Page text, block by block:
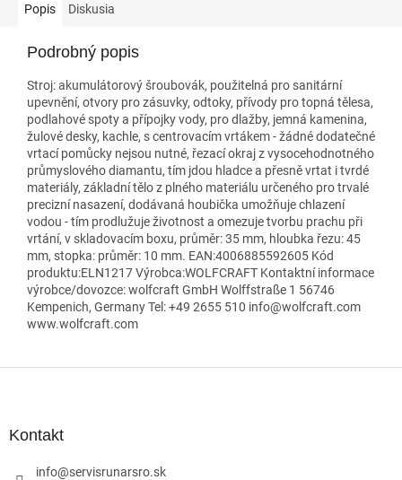
Popis Diskusia
Podrobný popis
Stroj: akumulátorový šroubovák, použitelná pro sanitární
upevnění, otvory pro zásuvky, odtoky, přívody pro topná tělesa,
podlahové spoty a přípojky vody, pro dlažby, jemná kamenina,
žulové desky, kachle, s centrovacím vrtákem - žádné dodatečné
vrtací pomůcky nejsou nutné, řezací okraj z vysocehodnotného
průmyslového diamantu, tím jdou hladce a přesně vrtat i tvrdé
materiály, základní tělo z plného materiálu určeného pro trvalé
precizní nasazení, dodávaná houbička umožňuje chlazení
vodou - tím prodlužuje životnost a omezuje tvorbu prachu při
vrtání, v skladovacím boxu, průměr: 35 mm, hloubka řezu: 45
mm, stopka: průměr: 10 mm. EAN:4006885592605 Kód
produktu:ELN1217 Výrobca:WOLFCRAFT Kontaktní informace
výrobce/dovozce: wolfcraft GmbH Wolffstraße 1 56746
Kempenich, Germany Tel: +49 2655 510 info@wolfcraft.com
www.wolfcraft.com
Kontakt
info@servisrunarsro.sk